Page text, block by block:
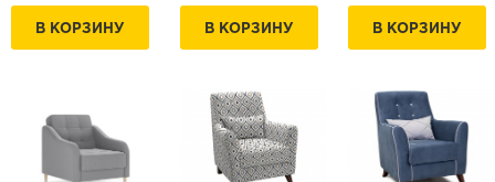
В КОРЗИНУ В КОРЗИНУ В КОРЗИНУ